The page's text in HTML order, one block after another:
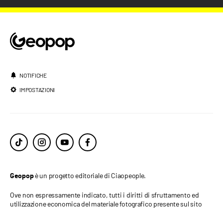
NOTIFICHE
IMPOSTAZIONI
Geopopè un progetto editoriale di Ciaopeople.
Ove non espressamente indicato, tutti i diritti di sfruttamento ed
utilizzazione economica del materiale fotografico presente sul sito